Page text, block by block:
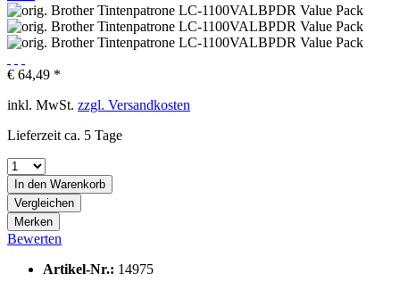
€ 64,49 *
inkl. MwSt. zzgl. Versandkosten
Lieferzeit ca. 5 Tage
In den Warenkorb
Vergleichen
Merken
Bewerten
Artikel-Nr.: 14975